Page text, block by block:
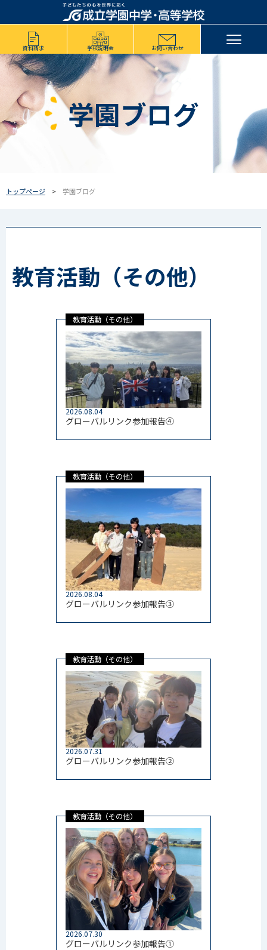
資料請求 学校説明会 お問い合わせ
学園ブログ
トップページ 学園ブログ
教育活動（その他）
教育活動（その他）
2026.08.04
グローバルリンク参加報告④
教育活動（その他）
2026.08.04
グローバルリンク参加報告③
教育活動（その他）
2026.07.31
グローバルリンク参加報告②
教育活動（その他）
2026.07.30
グローバルリンク参加報告①